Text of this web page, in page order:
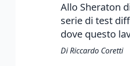
Allo Sheraton
serie di test
dove questo
Di Riccardo Coretti